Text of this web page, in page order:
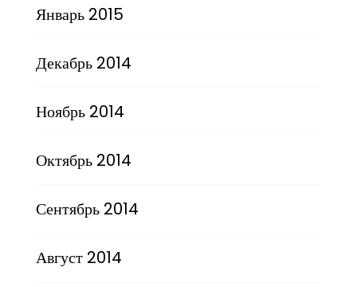
Январь 2015
Декабрь 2014
Ноябрь 2014
Октябрь 2014
Сентябрь 2014
Август 2014